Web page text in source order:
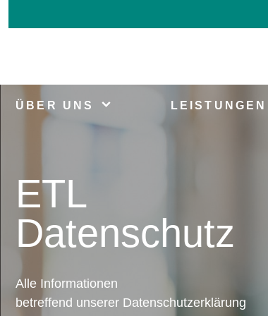
ÜBER UNS LEISTUNGEN
ETL
Datenschutz
Alle Informationen
betreffend unserer Datenschutzerklärung